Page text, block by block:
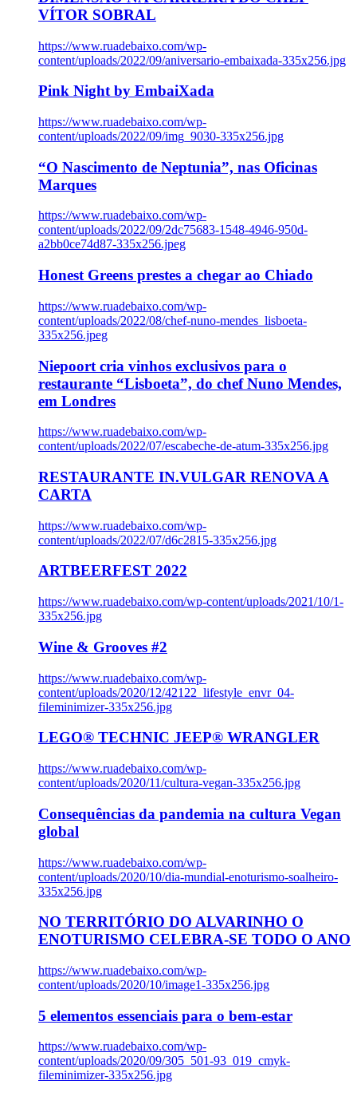
VÍTOR SOBRAL
https://www.ruadebaixo.com/wp-
content/uploads/2022/09/aniversario-embaixada-335x256.jpg
Pink Night by EmbaiXada
https://www.ruadebaixo.com/wp-
content/uploads/2022/09/img_9030-335x256.jpg
“O Nascimento de Neptunia”, nas Oficinas
Marques
https://www.ruadebaixo.com/wp-
content/uploads/2022/09/2dc75683-1548-4946-950d-
a2bb0ce74d87-335x256.jpeg
Honest Greens prestes a chegar ao Chiado
https://www.ruadebaixo.com/wp-
content/uploads/2022/08/chef-nuno-mendes_lisboeta-
335x256.jpeg
Niepoort cria vinhos exclusivos para o
restaurante “Lisboeta”, do chef Nuno Mendes,
em Londres
https://www.ruadebaixo.com/wp-
content/uploads/2022/07/escabeche-de-atum-335x256.jpg
RESTAURANTE IN.VULGAR RENOVA A
CARTA
https://www.ruadebaixo.com/wp-
content/uploads/2022/07/d6c2815-335x256.jpg
ARTBEERFEST 2022
https://www.ruadebaixo.com/wp-content/uploads/2021/10/1-
335x256.jpg
Wine & Grooves #2
https://www.ruadebaixo.com/wp-
content/uploads/2020/12/42122_lifestyle_envr_04-
fileminimizer-335x256.jpg
LEGO® TECHNIC JEEP® WRANGLER
https://www.ruadebaixo.com/wp-
content/uploads/2020/11/cultura-vegan-335x256.jpg
Consequências da pandemia na cultura Vegan
global
https://www.ruadebaixo.com/wp-
content/uploads/2020/10/dia-mundial-enoturismo-soalheiro-
335x256.jpg
NO TERRITÓRIO DO ALVARINHO O
ENOTURISMO CELEBRA-SE TODO O ANO
https://www.ruadebaixo.com/wp-
content/uploads/2020/10/image1-335x256.jpg
5 elementos essenciais para o bem-estar
https://www.ruadebaixo.com/wp-
content/uploads/2020/09/305_501-93_019_cmyk-
fileminimizer-335x256.jpg